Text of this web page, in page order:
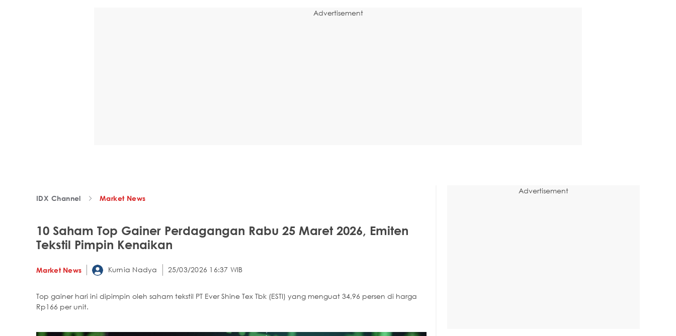
Advertisement
IDX Channel Market News
10 Saham Top Gainer Perdagangan Rabu 25 Maret 2026, Emiten
Tekstil Pimpin Kenaikan
Market News Kurnia Nadya 25/03/2026 16:37 WIB
Top gainer hari ini dipimpin oleh saham tekstil PT Ever Shine Tex Tbk (ESTI) yang menguat 34,96 persen di harga
Rp166 per unit.
Advertisement